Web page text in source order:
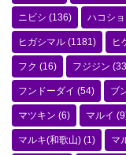
ニビシ (136) ハコシ
ヒガシマル (1181) ヒ
フク (16) フジジン
フンドーダイ (54) ブ
マツキン (6) マルイ
マルキ(和歌山) (1) マ